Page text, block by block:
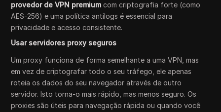
provedor de VPN premium com criptografia forte (como
AES-256) e uma política antilogs é essencial para
privacidade e acesso consistente.
Usar servidores proxy seguros
Um proxy funciona de forma semelhante a uma VPN, mas
em vez de criptografar todo o seu tráfego, ele apenas
roteia os dados do seu navegador através de outro
servidor. Isto torna-o mais rápido, mas menos seguro. Os
proxies são úteis para navegação rápida ou quando você